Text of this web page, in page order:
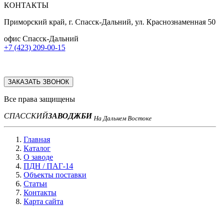
КОНТАКТЫ
Приморский край, г. Спасск-Дальний, ул. Краснознаменная 50
офис Спасск-Дальний
+7 (423) 209-00-15
ЗАКАЗАТЬ ЗВОНОК
Все права защищены
СПАССКИЙЗАВОДЖБИ На Дальнем Востоке
Главная
Каталог
О заводе
ПДН / ПАГ-14
Объекты поставки
Статьи
Контакты
Карта сайта